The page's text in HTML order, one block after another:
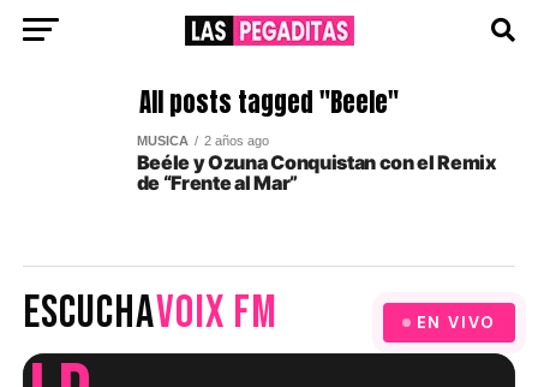
All posts tagged "Beele"
MUSICA 2 años ago
Beéle y Ozuna Conquistan con el Remix
de “Frente al Mar”
ESCUCHAVOIX FM EN VIVO